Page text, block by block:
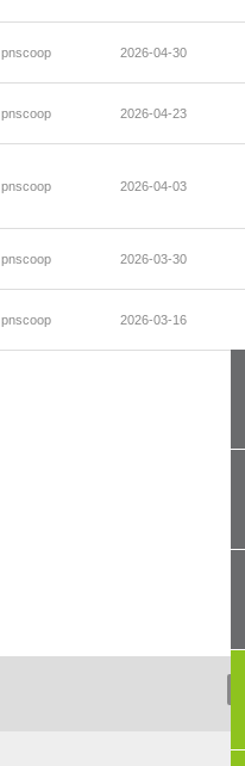
pnscoop 2026-04-30
pnscoop 2026-04-23
pnscoop 2026-04-03
pnscoop 2026-03-30
pnscoop 2026-03-16